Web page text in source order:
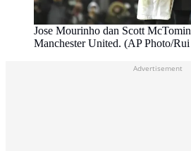
Jose Mourinho dan Scott
Manchester United. (AP Photo/
Advertisement